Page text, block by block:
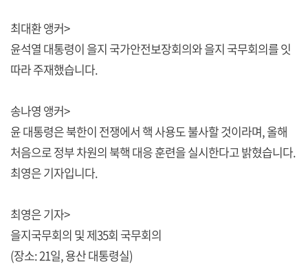
최대환 앵커>
윤석열 대통령이 을지 국가안전보장회의와 을지 국무회의를 잇
따라 주재했습니다.
송나영 앵커>
윤 대통령은 북한이 전쟁에서 핵 사용도 불사할 것이라며, 올해
처음으로 정부 차원의 북핵 대응 훈련을 실시한다고 밝혔습니다.
최영은 기자입니다.
최영은 기자>
을지국무회의 및 제35회 국무회의
(장소: 21일, 용산 대통령실)